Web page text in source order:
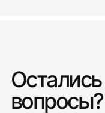
Остались
вопросы?